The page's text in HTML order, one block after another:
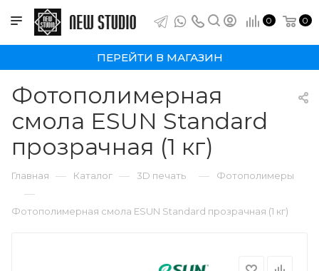
0 0
ПЕРЕЙТИ В МАГАЗИН
Фотополимерная
смола ESUN Standard
прозрачная (1 кг)
Главная — Каталог — 3D печать — Фотополимеры
—
Фотополимерная смола ESUN Standard прозрачная (1 кг)